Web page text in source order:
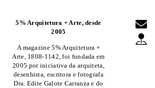
5% Arquitetura + Arte, desde
2005
A magazine 5% Arquitetura +
Arte, 1808-1142, foi fundada em
2005 por iniciativa da arquiteta,
desenhista, escritora e fotografa
Dra. Edite Galote Carranza e do